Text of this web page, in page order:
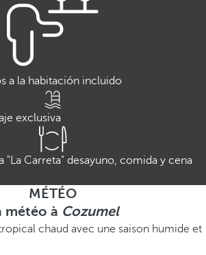
a la habitación incluido
exclusiva
"La Carreta" desayuno, comida y cena
MÉTÉO
météo à Cozumel
chaud avec une saison humide et